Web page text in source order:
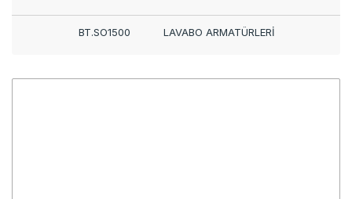
BT.SO1500 LAVABO ARMATÜRLERİ